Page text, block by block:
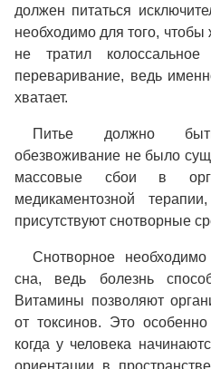
должен питаться
необходимо для того,
не тратил
переваривание, ведь
хватает.
Питье должно
обезвоживание не было
массовые сбои в
медикаментозной
присутствуют снотворные
Снотворное
сна, ведь болезнь
Витамины позволяют
от токсинов. Это
когда у человека